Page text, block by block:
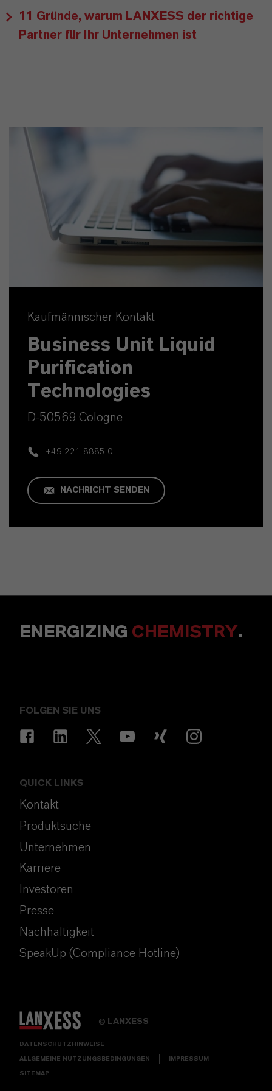
11 Gründe, warum LANXESS der richtige
Partner für Ihr Unternehmen ist
Kaufmännischer Kontakt
Business Unit Liquid
Purification
Technologies
D-50569 Cologne
+49 221 8885 0
NACHRICHT SENDEN
ENERGIZING CHEMISTRY.
FOLGEN SIE UNS
QUICK LINKS
Kontakt
Produktsuche
Unternehmen
Karriere
Investoren
Presse
Nachhaltigkeit
SpeakUp (Compliance Hotline)
© LANXESS
DATENSCHUTZHINWEISE
ALLGEMEINE NUTZUNGSBEDINGUNGEN IMPRESSUM
SITEMAP